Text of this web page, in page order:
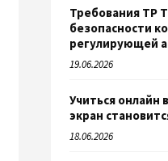
Требования ТР
безопасности
регулирующей
19.06.2026
Учиться онлайн
экран
18.06.2026